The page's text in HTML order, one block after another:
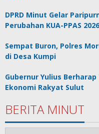
DPRD Minut Gelar
Perubahan KUA-PPAS 2026
Sempat Buron, Polres
di Desa Kumpi
Gubernur Yulius Berharap
Ekonomi Rakyat Sulut
BERITA MINUT